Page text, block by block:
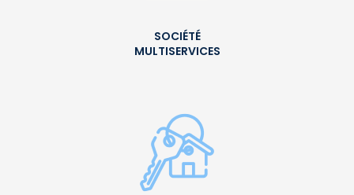
SOCIÉTÉ
MULTISERVICES